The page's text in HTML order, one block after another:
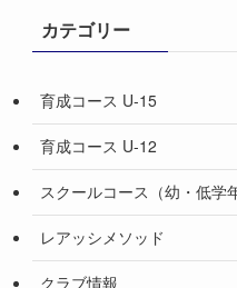
カテゴリー
育成コース U-15
育成コース U-12
スクールコース（幼・低学
レアッシメソッド
クラブ情報